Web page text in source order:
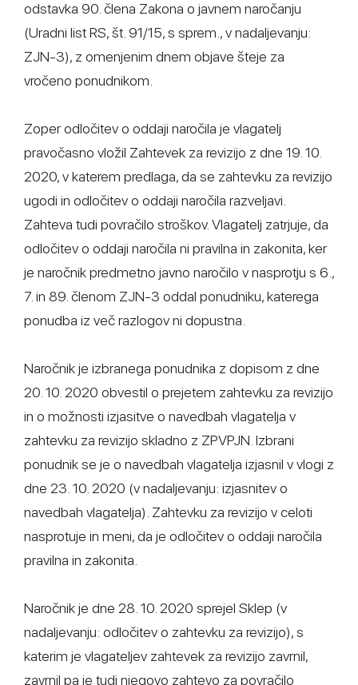
odstavka 90. člena Zakona o javnem naročanju
(Uradni list RS, št. 91/15, s sprem., v nadaljevanju:
ZJN-3), z omenjenim dnem objave šteje za
vročeno ponudnikom.
Zoper odločitev o oddaji naročila je vlagatelj
pravočasno vložil Zahtevek za revizijo z dne 19. 10.
2020, v katerem predlaga, da se zahtevku za revizijo
ugodi in odločitev o oddaji naročila razveljavi.
Zahteva tudi povračilo stroškov. Vlagatelj zatrjuje, da
odločitev o oddaji naročila ni pravilna in zakonita, ker
je naročnik predmetno javno naročilo v nasprotju s 6.,
7. in 89. členom ZJN-3 oddal ponudniku, katerega
ponudba iz več razlogov ni dopustna.
Naročnik je izbranega ponudnika z dopisom z dne
20. 10. 2020 obvestil o prejetem zahtevku za revizijo
in o možnosti izjasitve o navedbah vlagatelja v
zahtevku za revizijo skladno z ZPVPJN. Izbrani
ponudnik se je o navedbah vlagatelja izjasnil v vlogi z
dne 23. 10. 2020 (v nadaljevanju: izjasnitev o
navedbah vlagatelja). Zahtevku za revizijo v celoti
nasprotuje in meni, da je odločitev o oddaji naročila
pravilna in zakonita.
Naročnik je dne 28. 10. 2020 sprejel Sklep (v
nadaljevanju: odločitev o zahtevku za revizijo), s
katerim je vlagateljev zahtevek za revizijo zavrnil,
zavrnil pa je tudi njegovo zahtevo za povračilo